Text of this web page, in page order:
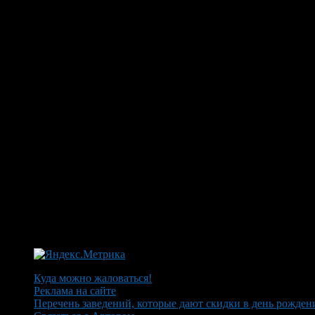
Куда можно жаловаться!
Реклама на сайте
Перечень заведений, которые дают скидки в день